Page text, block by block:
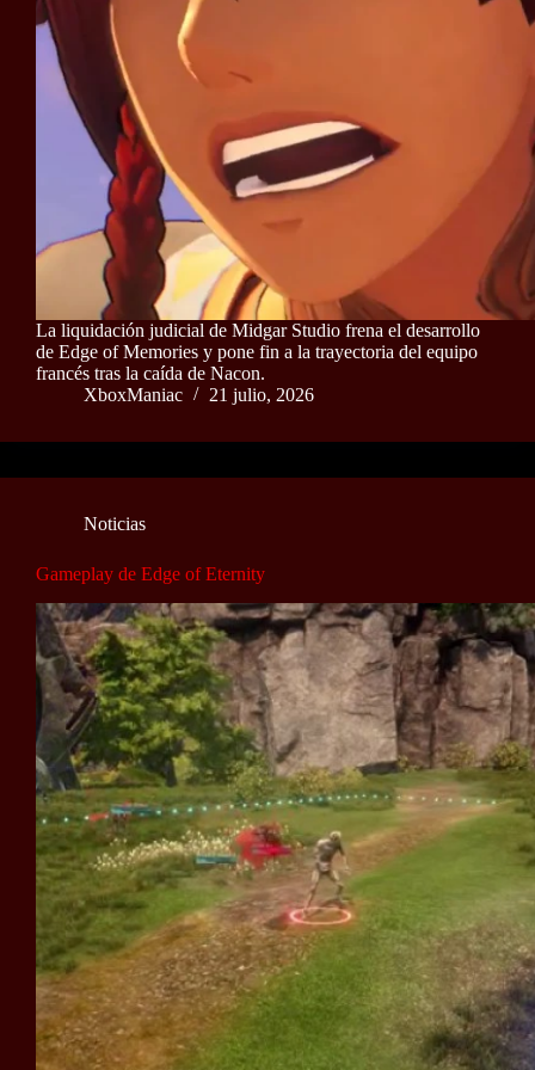
La liquidación judicial de Midgar Studio frena el desarrollo
de Edge of Memories y pone fin a la trayectoria del equipo
francés tras la caída de Nacon.
XboxManiac
21 julio, 2026
Noticias
Gameplay de Edge of Eternity